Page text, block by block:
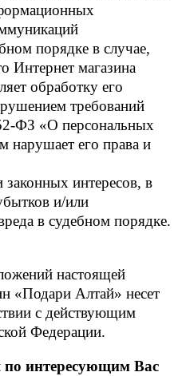
порядке в случае,
Интернет магазина
обработку его
требований
ФЗ «О персональных
нарушает его права и
интересов, в
и/или
в судебном порядке.
настоящей
«Подари Алтай» несет
с действующим
Федерации.
по интересующим Вас